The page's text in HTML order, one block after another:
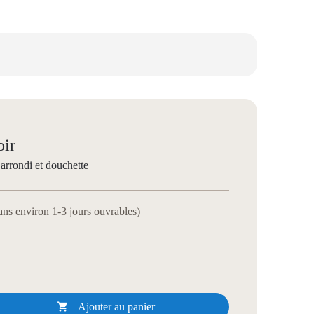
et douchette
environ 1-3 jours ouvrables)
 Ajouter au panier